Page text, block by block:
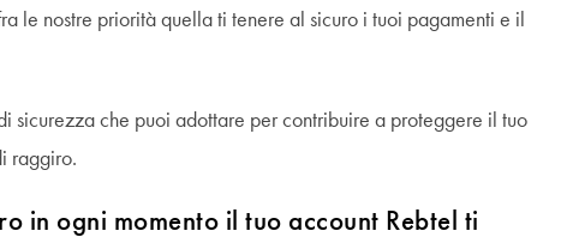
le nostre priorità quella ti tenere al sicuro i tuoi pagamenti e il
sicurezza che puoi adottare per contribuire a proteggere il tuo
raggiro.
in ogni momento il tuo account Rebtel ti